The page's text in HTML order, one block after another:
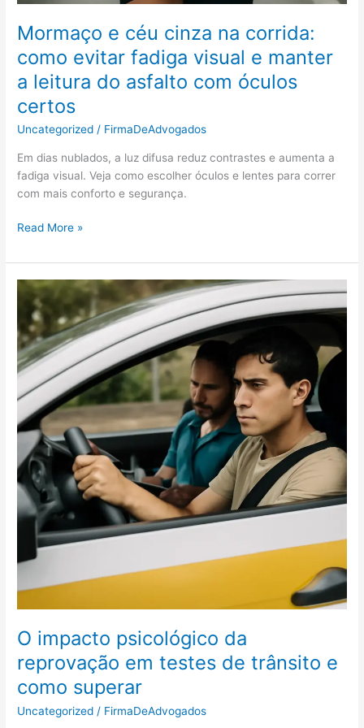
Mormaço e céu cinza na corrida:
como evitar fadiga visual e manter
a leitura do asfalto com óculos
certos
Uncategorized / FirmaDeAdvogados
Em dias nublados, a luz difusa reduz contrastes e aumenta a
fadiga visual. Veja como escolher óculos e lentes para correr
com mais conforto e segurança.
Mormaço
céu
cinza
corrida:
como
evitar
fadiga
visual
e
manter
leitura
do
asfalto
com
óculos
certos
Read More »
O impacto psicológico da
reprovação em testes de trânsito e
como superar
Uncategorized / FirmaDeAdvogados